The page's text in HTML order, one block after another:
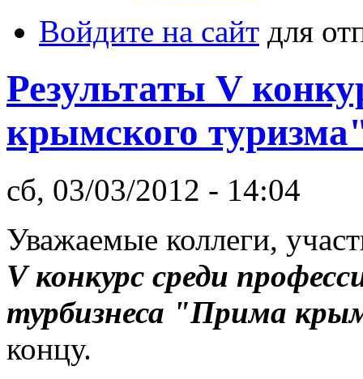
Войдите на сайт для
Результаты V
крымского
сб, 03/03/2012 - 14:04
Уважаемые коллеги,
V конкурс среди
турбизнеса "Прима
концу.